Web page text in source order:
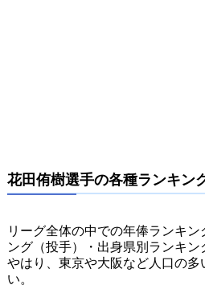
花田侑樹選手の各種ランキン
リーグ全体の中での年俸ランキ
ング（投手）・出身県別ランキン
やはり、東京や大阪など人口の
い。